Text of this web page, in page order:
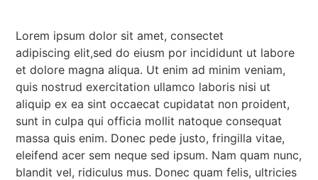
Lorem ipsum dolor sit amet, consectet
adipiscing elit,sed do eiusm por incididunt ut labore
et dolore magna aliqua. Ut enim ad minim veniam,
quis nostrud exercitation ullamco laboris nisi ut
aliquip ex ea sint occaecat cupidatat non proident,
sunt in culpa qui officia mollit natoque consequat
massa quis enim. Donec pede justo, fringilla vitae,
eleifend acer sem neque sed ipsum. Nam quam nunc,
blandit vel, ridiculus mus. Donec quam felis, ultricies